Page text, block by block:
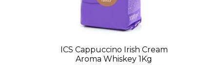
ICS Cappuccino Irish Cream
Aroma Whiskey 1Kg